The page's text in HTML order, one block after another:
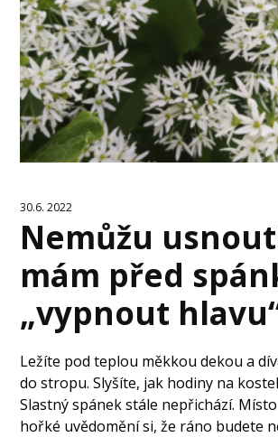
30.6. 2022
Nemůžu
mám před
„vypnout
Ležíte pod teplou měkkou dekou a
do stropu. Slyšíte, jak hodiny na
Slastný spánek stále nepřichází.
hořké uvědomění si, že ráno budete